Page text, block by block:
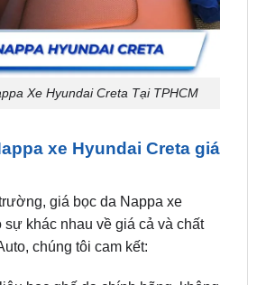
Xe Hyundai Creta Tại TPHCM
xe Hyundai Creta giá
giá bọc da Nappa xe
khác nhau về giá cả và chất
chúng tôi cam kết:
bọc ghế da chính hãng, không